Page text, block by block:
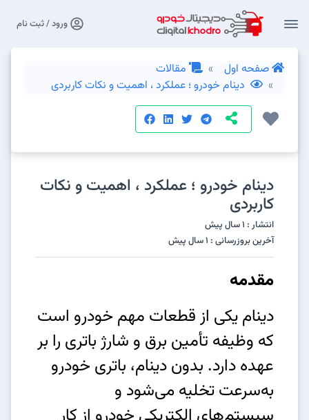
ورود / ثبت نام
صفحه اول
مقالات
دینام خودرو ؛ عملکرد ، اهمیت و نکات کاربردی
دینام خودرو ؛ عملکرد ، اهمیت و نکات
کاربردی
انتشار : 1 سال پیش
آخرین بروزرسانی : 1 سال پیش
مقدمه
دینام یکی از قطعات مهم خودرو است
که وظیفه تأمین برق و شارژ باتری را بر
عهده دارد. بدون دینام، باتری خودرو
به‌سرعت تخلیه می‌شود و